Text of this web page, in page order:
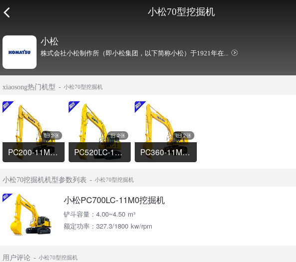
小松70型挖掘机
小松
株式会社小松制作所（即小松集团，以下简称小松）于1921年在...
xiaosong热门机型 小松70型挖掘机
2张
PC200-11M0挖掘机
2张
PC520LC-11M0挖掘机
2张
PC360-11M0挖掘机
小松70挖掘机机型参数列表 小松70型挖掘机
小松PC700LC-11M0挖掘机
铲斗容量：4.00~4.50 m³
额定功率：327.3/1800 kw/rpm
用户评论 小松70型挖掘机